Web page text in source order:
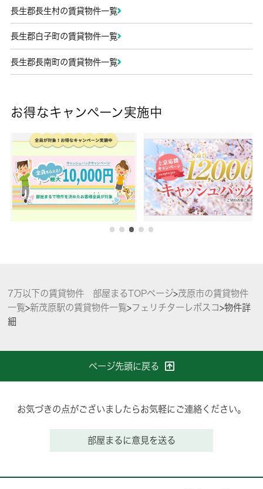
長生郡長生村の賃貸物件一覧
長生郡白子町の賃貸物件一覧
長生郡長南町の賃貸物件一覧
お得なキャンペーン実施中
7万以下の賃貸物件 部屋まるTOPページ>茂原市の賃貸物件
一覧>新茂原駅の賃貸物件一覧>フェリチターレボスコ>物件詳
細
ページ先頭に戻る
お気づきの点がございましたらお気軽にご連絡ください。
部屋まるに意見を送る